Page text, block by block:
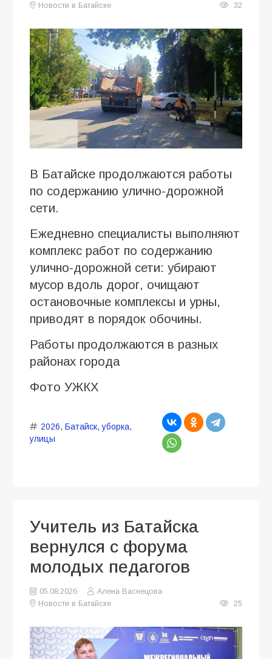
Новости в Батайске
32
В Батайске продолжаются работы
по содержанию улично-дорожной
сети.
Ежедневно специалисты выполняют
комплекс работ по содержанию
улично-дорожной сети: убирают
мусор вдоль дорог, очищают
остановочные комплексы и урны,
приводят в порядок обочины.
Работы продолжаются в разных
районах города
Фото УЖКХ
2026, Батайск,уборка,
улицы
Учитель из Батайска
вернулся с форума
молодых педагогов
05.08.2026
Алена Васнецова
Новости в Батайске
25